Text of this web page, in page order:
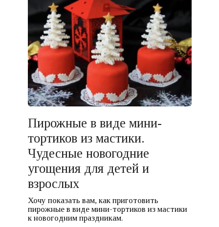
Пирожные в виде мини-
тортиков из мастики.
Чудесные новогодние
угощения для детей и
взрослых
Хочу показать вам, как приготовить
пирожные в виде мини-тортиков из мастики
к новогодним праздникам.